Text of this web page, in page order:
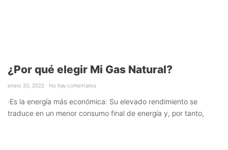
¿Por qué elegir Mi Gas Natural?
enero 20, 2022 No hay comentarios
·Es la energía más económica: Su elevado rendimiento se
traduce en un menor consumo final de energía y, por tanto,